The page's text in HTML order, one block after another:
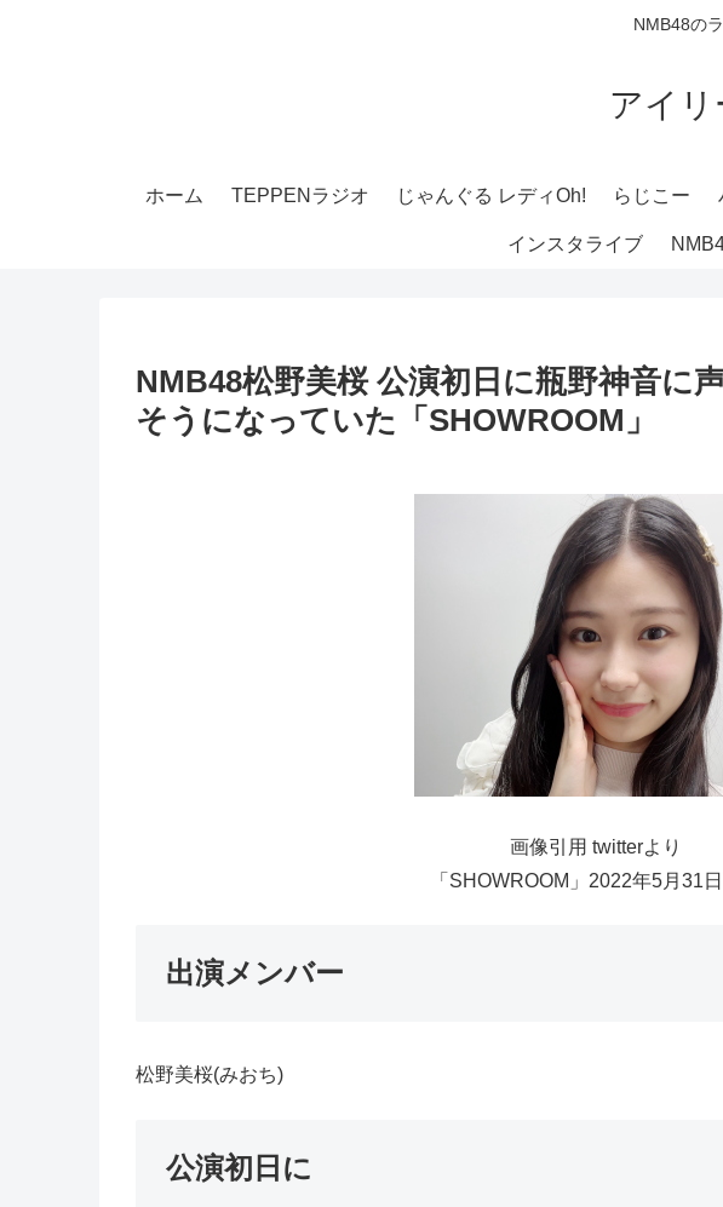
NMB48の
アイ
ホーム TEPPENラジオ じゃんぐる レディOh! らじこー
インスタライブ
NMB48松野美桜 公演初日に瓶野神音に
そうになっていた「SHOWROOM」
画像引用 twitterより
「SHOWROOM」2022年5月31
出演メンバー
松野美桜(みおち)
公演初日に